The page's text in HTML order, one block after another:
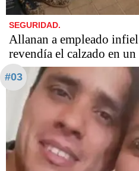
SEGURIDAD.
Allanan a empleado
revendía el calzado en
#03